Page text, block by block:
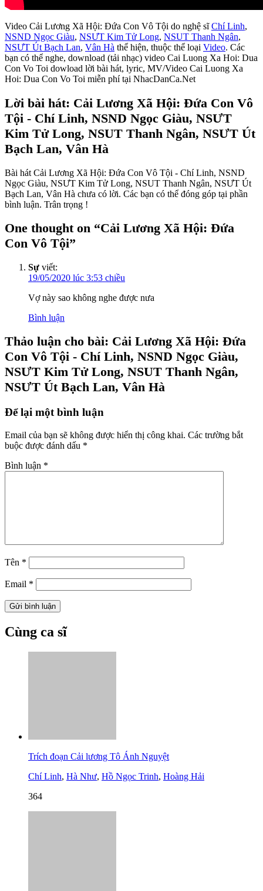
Video Cải Lương Xã Hội: Đứa Con Vô Tội do nghệ sĩChí Linh,
NSND Ngọc Giàu, NSƯT Kim Tử Long, NSUT Thanh Ngân,
NSƯT Út Bạch Lan, Vân Hà thể hiện, thuộc thể loại Video. Các
bạn có thể nghe, download (tải nhạc) video Cai Luong Xa Hoi: Dua
Con Vo Toi dowload lời bài hát, lyric, MV/Video Cai Luong Xa
Hoi: Dua Con Vo Toi miễn phí tại NhacDanCa.Net
Lời bài hát: Cải Lương Xã Hội: Đứa Con Vô
Tội - Chí Linh, NSND Ngọc Giàu, NSƯT
Kim Tử Long, NSUT Thanh Ngân, NSƯT Út
Bạch Lan, Vân Hà
Bài hát Cải Lương Xã Hội: Đứa Con Vô Tội - Chí Linh, NSND
Ngọc Giàu, NSƯT Kim Tử Long, NSUT Thanh Ngân, NSƯT Út
Bạch Lan, Vân Hà chưa có lời. Các bạn có thể đóng góp tại phần
bình luận. Trân trọng !
One thought on “Cải Lương Xã Hội: Đứa
Con Vô Tội”
Sự viết:
19/05/2020 lúc 3:53 chiều
Vợ này sao không nghe được nưa
Bình luận
Thảo luận cho bài: Cải Lương Xã Hội: Đứa
Con Vô Tội - Chí Linh, NSND Ngọc Giàu,
NSƯT Kim Tử Long, NSUT Thanh Ngân,
NSƯT Út Bạch Lan, Vân Hà
Để lại một bình luận
Email của bạn sẽ không được hiển thị công khai. Các trường bắt
buộc được đánh dấu *
Bình luận *
Tên *
Email *
Cùng ca sĩ
Trích đoạn Cải lương Tô Ánh Nguyệt
Chí Linh, Hà Như, Hồ Ngọc Trinh, Hoàng Hải
364